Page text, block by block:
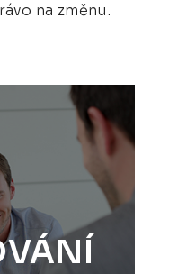
na změnu.